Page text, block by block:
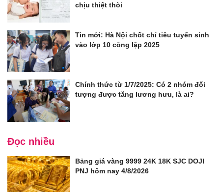
chịu thiệt thòi
Tin mới: Hà Nội chốt chỉ tiêu tuyển sinh
vào lớp 10 công lập 2025
Chính thức từ 1/7/2025: Có 2 nhóm đối
tượng được tăng lương hưu, là ai?
Đọc nhiều
Bảng giá vàng 9999 24K 18K SJC DOJI
PNJ hôm nay 4/8/2026